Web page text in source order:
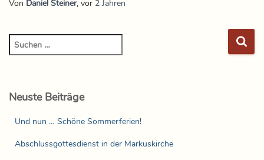
Von Daniel Steiner, vor 2 Jahren
Neuste Beiträge
Und nun … Schöne Sommerferien!
Abschlussgottesdienst in der Markuskirche